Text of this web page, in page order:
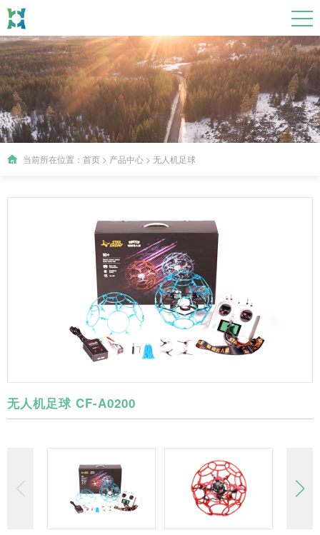
当前所在位置： 首页 > 产品中心 > 无人机足球
无人机足球 CF-A0200